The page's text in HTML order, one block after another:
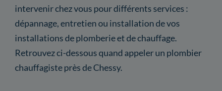
intervenir chez vous pour différents services :
dépannage, entretien ou installation de vos
installations de plomberie et de chauffage.
Retrouvez ci-dessous quand appeler un plombier
chauffagiste près de Chessy.